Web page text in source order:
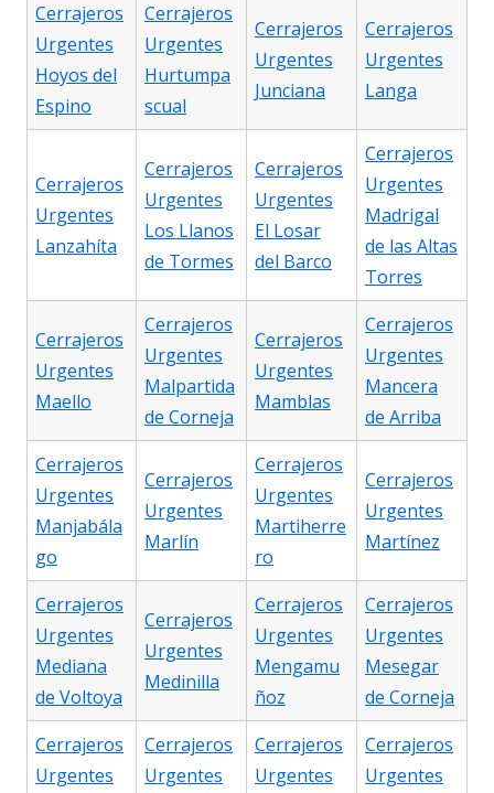
Cerrajeros
Urgentes
Hoyos del
Espino
Cerrajeros
Urgentes
Hurtumpa
scual
Cerrajeros
Urgentes
Junciana
Cerrajeros
Urgentes
Langa
Cerrajeros
Urgentes
Lanzahíta
Cerrajeros
Urgentes
Los Llanos
de Tormes
Cerrajeros
Urgentes
El Losar
del Barco
Cerrajeros
Urgentes
Madrigal
de las Altas
Torres
Cerrajeros
Urgentes
Maello
Cerrajeros
Urgentes
Malpartida
de Corneja
Cerrajeros
Urgentes
Mamblas
Cerrajeros
Urgentes
Mancera
de Arriba
Cerrajeros
Urgentes
Manjabála
go
Cerrajeros
Urgentes
Marlín
Cerrajeros
Urgentes
Martiherre
ro
Cerrajeros
Urgentes
Martínez
Cerrajeros
Urgentes
Mediana
de Voltoya
Cerrajeros
Urgentes
Medinilla
Cerrajeros
Urgentes
Mengamu
ñoz
Cerrajeros
Urgentes
Mesegar
de Corneja
Cerrajeros
Urgentes
Cerrajeros
Urgentes
Cerrajeros
Urgentes
Cerrajeros
Urgentes